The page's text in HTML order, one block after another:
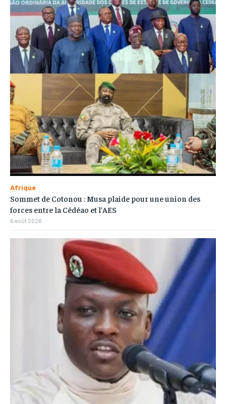
Afrique
Sommet de Cotonou : Musa plaide pour une union des
forces entre la Cédéao et l’AES
6 août 2026